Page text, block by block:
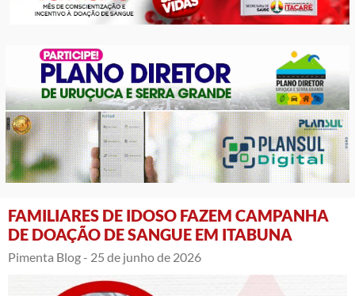
FAMILIARES DE IDOSO FAZEM CAMPANHA
DE DOAÇÃO DE SANGUE EM ITABUNA
Pimenta Blog - 25 de junho de 2026